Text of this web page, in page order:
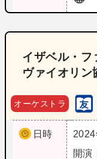
イザベル・フ
ヴァイオリン
オーケストラ
日時
2024
開演